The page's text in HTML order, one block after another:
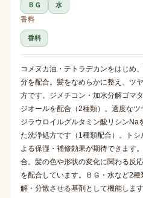
ＢＧ
水
香料
香料
コメヌカ油・テトラデカンをはじめ
分を配合。髪をなめらかに整え、ツ
方です。ジメチコン・加水分解ゴマ
ジオールを配合（2種類）。適度なツ
ジラウロイルグルタミン酸リシンNa
た洗浄処方です（1種類配合）。ト
よる保湿・補修効果が期待できます
合。髪の色や形状の変化に関わる反
を配合しています。ＢＧ・水など2
解・分散させる基剤として機能しま